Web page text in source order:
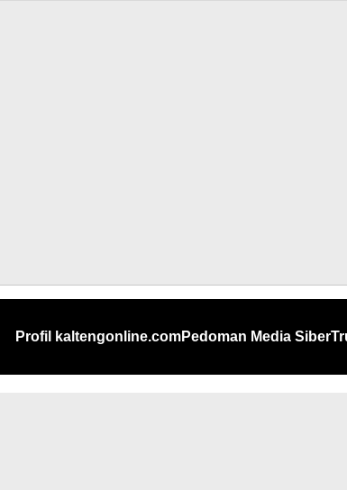
Profil kaltengonline.comPedoman Media Siber